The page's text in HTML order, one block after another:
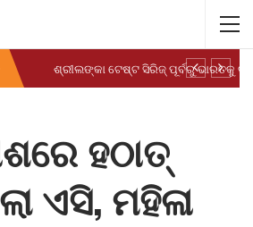
ହଠାତ୍
ଏସି, ମହିଳା